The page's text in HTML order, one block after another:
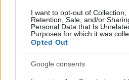
I want to opt-out of Collection,
Retention, Sale, and/or
Personal Data that Is
Purposes for which it was
Opted Out
Google consents
οδικά έργα και τα
χρονοδιαγράμματα
Δυτ. Αττική: Το
αποκατάστασης μετά τη
έναρξη των έργων πριν τις